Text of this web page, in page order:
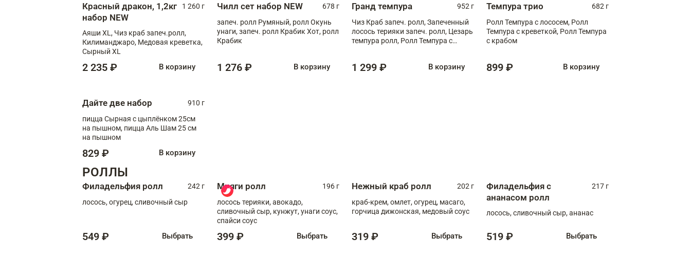
Красный дракон, 1,2кг
набор NEW
1 260 г
Аяши XL, Чиз краб запеч.ролл,
Килиманджаро, Медовая креветка,
Сырный XL
2 235 ₽ В корзину
Чилл сет набор NEW
678 г
запеч. ролл Румяный, ролл Окунь
унаги, запеч. ролл Крабик Хот, ролл
Крабик
1 276 ₽ В корзину
Гранд темпура
952 г
Чиз Краб запеч. ролл, Запеченный
лосось терияки запеч. ролл, Цезарь
темпура ролл, Ролл Темпура с
1 299 ₽ В корзину
Темпура трио
682 г
Ролл Темпура с лососем, Ролл
Темпура с креветкой, Ролл Темпура
с крабом
899 ₽ В корзину
Дайте две набор
910 г
пицца Сырная с цыплёнком 25см
на пышном, пицца Аль Шам 25 см
на пышном
829 ₽ В корзину
РОЛЛЫ
Филадельфия ролл
242 г
лосось, огурец, сливочный сыр
549 ₽ Выбрать
Мияги ролл
196 г
лосось терияки, авокадо,
сливочный сыр, кунжут, унаги соус,
спайси соус
399 ₽ Выбрать
Нежный краб ролл
202 г
краб-крем, омлет, огурец, масаго,
горчица дижонская, медовый соус
319 ₽ Выбрать
Филадельфия с
ананасом ролл
217 г
лосось, сливочный сыр, ананас
519 ₽ Выбрать